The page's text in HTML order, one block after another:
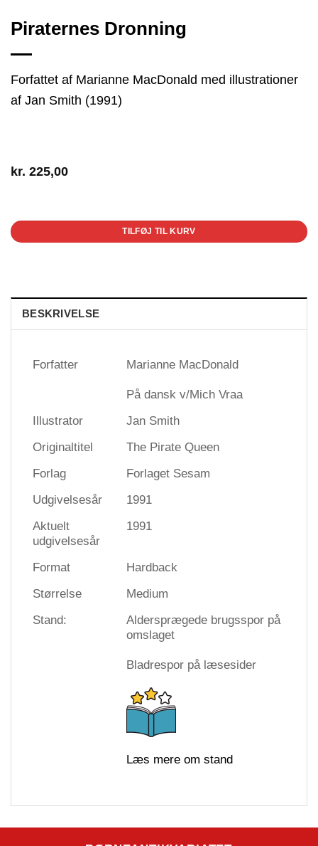
Piraternes Dronning
Forfattet af Marianne MacDonald med illustrationer
af Jan Smith (1991)
kr. 225,00
TILFØJ TIL KURV
BESKRIVELSE
Forfatter Marianne MacDonald
På dansk v/Mich Vraa
Illustrator
Jan Smith
Originaltitel
The Pirate Queen
Forlag
Forlaget Sesam
Udgivelsesår
1991
Aktuelt
udgivelsesår
1991
Format
Hardback
Størrelse
Medium
Stand:
Aldersprægede brugsspor på
omslaget
Bladrespor på læsesider
Læs mere om stand